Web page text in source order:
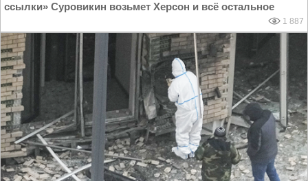
ссылки» Суровикин возьмет Херсон и всё остальное
1 887